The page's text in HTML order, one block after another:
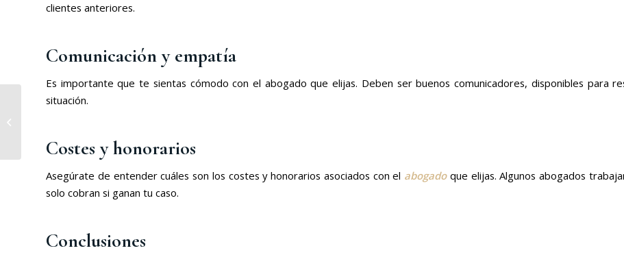
clientes anteriores.
Comunicación y empatía
Es importante que te sientas cómodo con el abogado que elijas. Deben ser buenos comunicadores, disponibles para
situación.
Costes y honorarios
Asegúrate de entender cuáles son los costes y honorarios asociados con el abogadoque elijas. Algunos abogados
solo cobran si ganan tu caso.
Conclusiones
Cómo un asesor legal
y evitar problemas...